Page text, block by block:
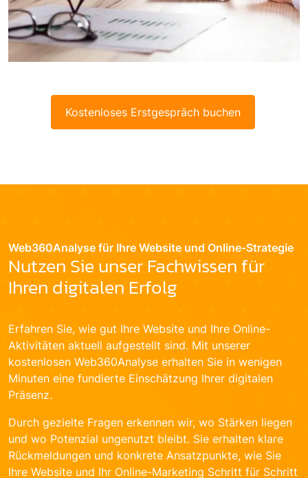
Kostenloses Erstgespräch buchen
Web360Analyse für Ihre Website und Online-Strategie
Nutzen Sie unser Fachwissen für
Ihren digitalen Erfolg
Erfahren Sie, wie gut Ihre Website und Ihre Online-
Aktivitäten aktuell aufgestellt sind. Mit unserer
kostenlosen Web360Analyse erhalten Sie in wenigen
Minuten eine fundierte Einschätzung Ihrer digitalen
Präsenz.
Durch gezielte Fragen erkennen wir, wo Stärken liegen
und wo Potenzial ungenutzt bleibt. Sie erhalten klare
Rückmeldungen und konkrete Ansatzpunkte, wie Sie
Ihre Website und Ihr Online-Marketing Schritt für Schritt